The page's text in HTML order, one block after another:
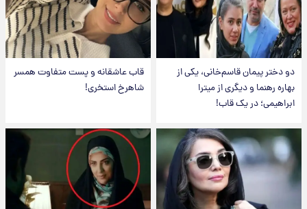
دو دختر پیمان قاسم‌خانی، یکی از
بهاره رهنما و دیگری از میترا
ابراهیمی؛ در یک قاب!
قاب عاشقانه و پست متفاوت همسر
شاهرخ استخری!